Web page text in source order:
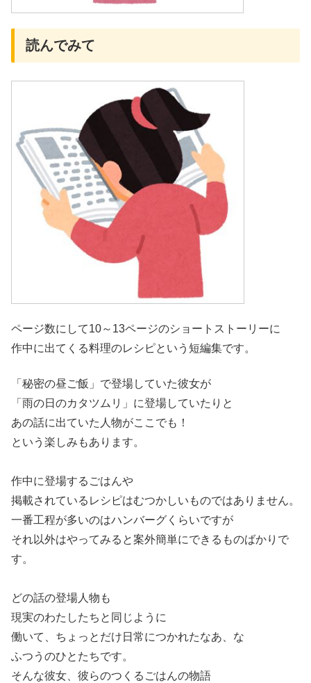
読んでみて
ページ数にして10～13ページのショートストーリーに
作中に出てくる料理のレシピという短編集です。
「秘密の昼ご飯」で登場していた彼女が
「雨の日のカタツムリ」に登場していたりと
あの話に出ていた人物がここでも！
という楽しみもあります。
作中に登場するごはんや
掲載されているレシピはむつかしいものではありません。
一番工程が多いのはハンバーグくらいですが
それ以外はやってみると案外簡単にできるものばかりで
す。
どの話の登場人物も
現実のわたしたちと同じように
働いて、ちょっとだけ日常につかれたなあ、な
ふつうのひとたちです。
そんな彼女、彼らのつくるごはんの物語